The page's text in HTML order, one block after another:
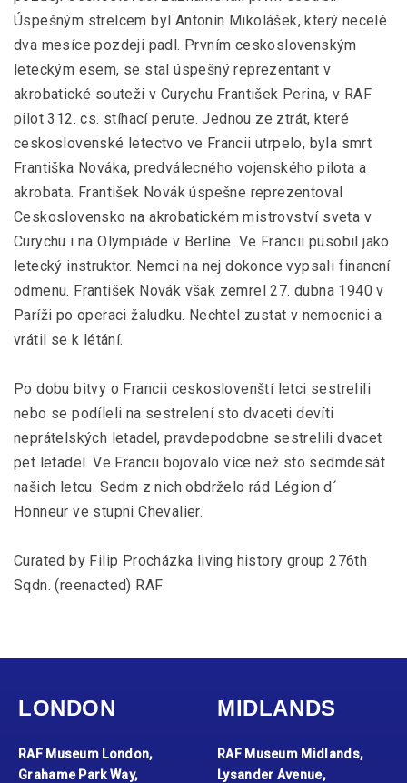
Úspešným strelcem byl Antonín Mikolášek, který necelé
dva mesíce pozdeji padl. Prvním ceskoslovenským
leteckým esem, se stal úspešný reprezentant v
akrobatické souteži v Curychu František Perina, v RAF
pilot 312. cs. stíhací perute. Jednou ze ztrát, které
ceskoslovenské letectvo ve Francii utrpelo, byla smrt
Františka Nováka, predválecného vojenského pilota a
akrobata. František Novák úspešne reprezentoval
Ceskoslovensko na akrobatickém mistrovství sveta v
Curychu i na Olympiáde v Berlíne. Ve Francii pusobil jako
letecký instruktor. Nemci na nej dokonce vypsali financní
odmenu. František Novák však zemrel 27. dubna 1940 v
Paríži po operaci žaludku. Nechtel zustat v nemocnici a
vrátil se k létání.
Po dobu bitvy o Francii ceskoslovenští letci sestrelili
nebo se podíleli na sestrelení sto dvaceti devíti
neprátelských letadel, pravdepodobne sestrelili dvacet
pet letadel. Ve Francii bojovalo více než sto sedmdesát
našich letcu. Sedm z nich obdrželo rád Légion d´
Honneur ve stupni Chevalier.
Curated by Filip Procházka living history group 276th
Sqdn. (reenacted) RAF
LONDON
RAF Museum London,
Grahame Park Way,
MIDLANDS
RAF Museum Midlands,
Lysander Avenue,